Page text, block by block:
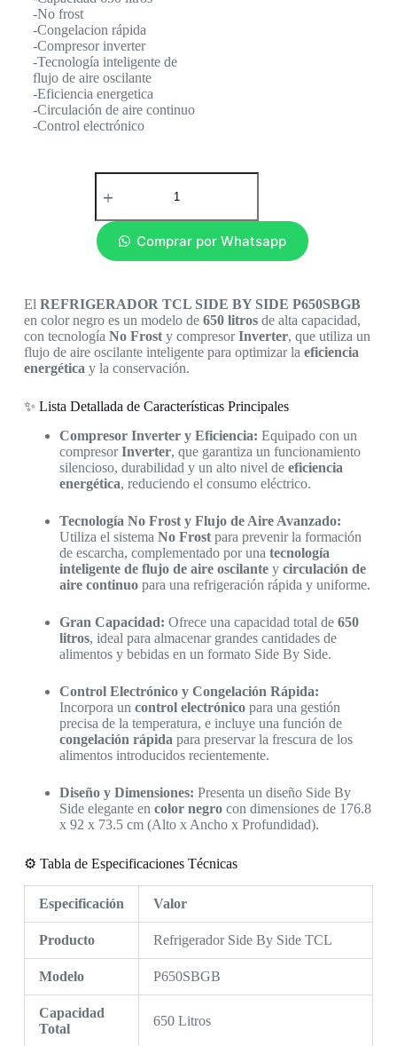
-No frost
-Congelacion rápida
-Compresor inverter
-Tecnología inteligente de
flujo de aire oscilante
-Eficiencia energetica
-Circulación de aire continuo
-Control electrónico
Comprar por Whatsapp
El REFRIGERADOR TCL SIDE BY SIDE P650SBGB
en color negro es un modelo de 650 litrosde alta capacidad,
con tecnología No Frosty compresorInverter, que utiliza un
flujo de aire oscilante inteligente para optimizar la eficiencia
energética y la conservación.
✨ Lista Detallada de Características Principales
Compresor Inverter y Eficiencia: Equipado con un
compresorInverter, que garantiza un funcionamiento
silencioso, durabilidad y un alto nivel de eficiencia
energética, reduciendo el consumo eléctrico.
Tecnología No Frost y Flujo de Aire Avanzado:
Utiliza el sistema No Frostpara prevenir la formación
de escarcha, complementado por una tecnología
inteligente de flujo de aire oscilantey circulación de
aire continuopara una refrigeración rápida y uniforme.
Gran Capacidad: Ofrece una capacidad total de 650
litros, ideal para almacenar grandes cantidades de
alimentos y bebidas en un formato Side By Side.
Control Electrónico y Congelación Rápida:
Incorpora un control electrónicopara una gestión
precisa de la temperatura, e incluye una función de
congelación rápida para preservar la frescura de los
alimentos introducidos recientemente.
Diseño y Dimensiones: Presenta un diseño Side By
Side elegante en color negrocon dimensiones de 176.8
x 92 x 73.5 cm (Alto x Ancho x Profundidad).
⚙️ Tabla de Especificaciones Técnicas
Especificación Valor
Producto Refrigerador Side By Side TCL
Modelo P650SBGB
Capacidad
Total
650 Litros